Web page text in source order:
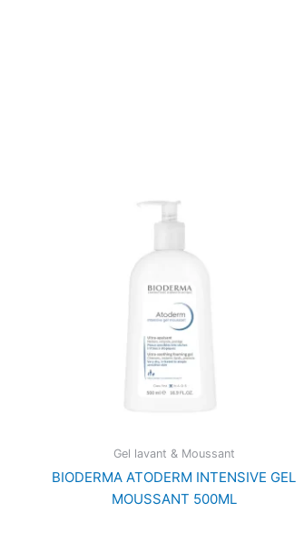
Gel lavant & Moussant
BIODERMA ATODERM INTENSIVE GEL
MOUSSANT 500ML